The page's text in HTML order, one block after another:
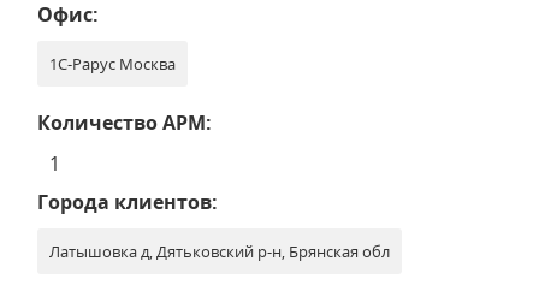
Офис:
1С-Рарус Москва
Количество АРМ:
1
Города клиентов:
Латышовка д, Дятьковский р-н, Брянская обл